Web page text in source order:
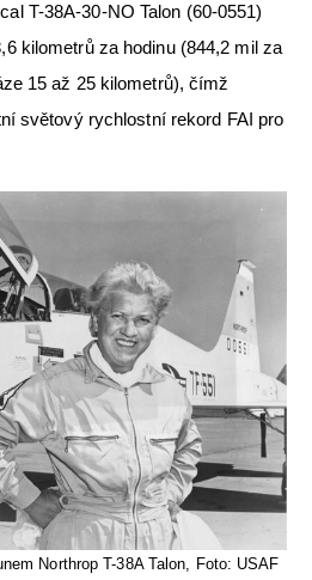
T-38A-30-NO Talon (60-0551)
kilometrů za hodinu (844,2 mil za
15 až 25 kilometrů), čímž
světový rychlostní rekord FAI pro
Northrop T-38A Talon, Foto: USAF
& speciály
FR + archiv
app
Guide app
práce v letectví
s námi
E-SHOP